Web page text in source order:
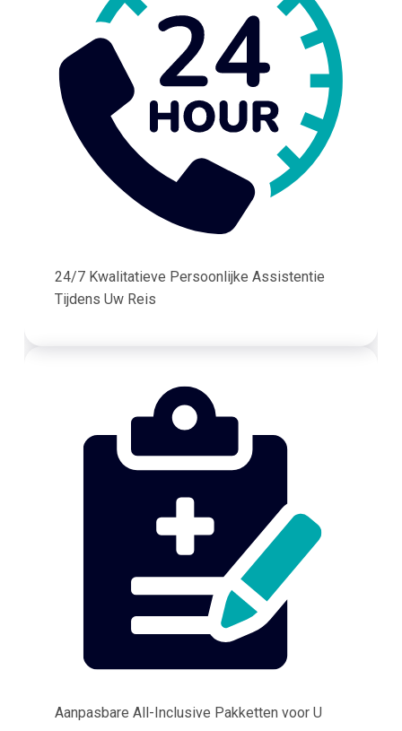
24/7 Kwalitatieve Persoonlijke Assistentie
Tijdens Uw Reis
Aanpasbare All-Inclusive Pakketten voor U